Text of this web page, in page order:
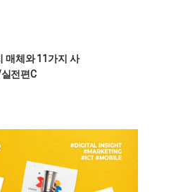
매체와 11가지 사
전편C